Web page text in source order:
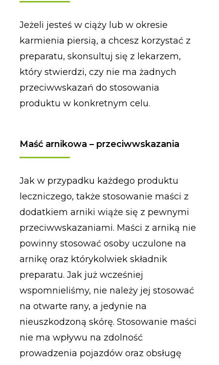
Jeżeli jesteś w ciąży lub w okresie
karmienia piersią, a chcesz korzystać z
preparatu, skonsultuj się z lekarzem,
który stwierdzi, czy nie ma żadnych
przeciwwskazań do stosowania
produktu w konkretnym celu.
Maść arnikowa – przeciwwskazania
Jak w przypadku każdego produktu
leczniczego, także stosowanie maści z
dodatkiem arniki wiąże się z pewnymi
przeciwwskazaniami. Maści z arniką nie
powinny stosować osoby uczulone na
arnikę oraz którykolwiek składnik
preparatu. Jak już wcześniej
wspomnieliśmy, nie należy jej stosować
na otwarte rany, a jedynie na
nieuszkodzoną skórę. Stosowanie maści
nie ma wpływu na zdolność
prowadzenia pojazdów oraz obsługę